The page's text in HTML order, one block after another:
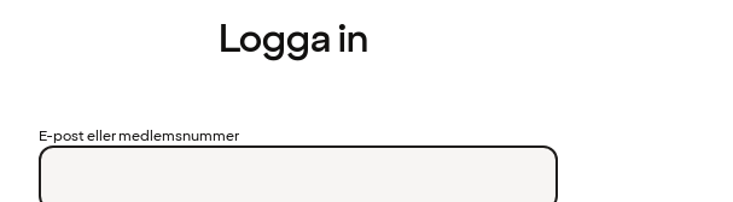
Logga in
E-post eller medlemsnummer